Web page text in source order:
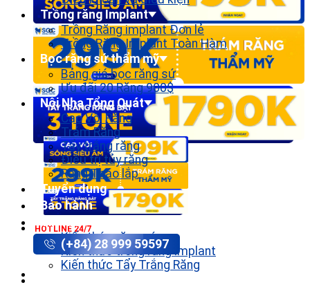
HOTLINE 24/7
(+84) 28 999 59597
Trồng răng Implant
Trồng Răng implant Đơn lẻ
Trồng Răng Implant Toàn Hàm
Bọc răng sứ thẩm mỹ
Bảng giá bọc răng sứ
Ưu đãi 20 Răng 900$
Nội Nha Tổng Quát
Cạo Vôi Răng
Trám Răng
Tẩy trắng răng
Điều trị tủy răng
Răng Tháo lắp
Tuyển dụng
Bảo hành
Kiến thức răng sứ
Kiến thức trồng răng implant
Kiến thức Tẩy Trắng Răng